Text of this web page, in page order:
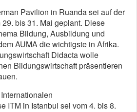
Pavilion in Ruanda sei auf der
bis 31. Mai geplant. Diese
Bildung, Ausbildung und
AUMA die wichtigste in Afrika.
Didacta wolle
Bildungswirtschaft präsentieren
ITM in Istanbul sei vom 4. bis 8.